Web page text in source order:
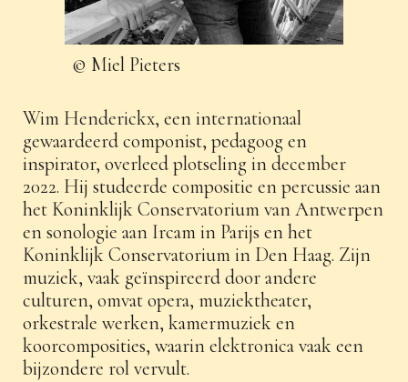
© Miel Pieters
Wim Henderickx, een internationaal
gewaardeerd componist, pedagoog en
inspirator, overleed plotseling in december
2022. Hij studeerde compositie en percussie aan
het Koninklijk Conservatorium van Antwerpen
en sonologie aan Ircam in Parijs en het
Koninklijk Conservatorium in Den Haag. Zijn
muziek, vaak geïnspireerd door andere
culturen, omvat opera, muziektheater,
orkestrale werken, kamermuziek en
koorcomposities, waarin elektronica vaak een
bijzondere rol vervult.